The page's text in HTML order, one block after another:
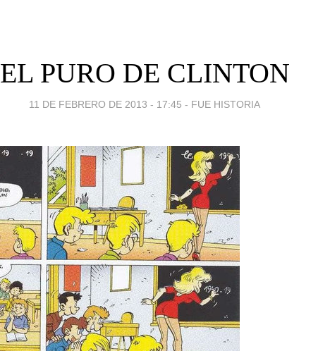
EL PURO DE CLINTON
11 DE FEBRERO DE 2013 - 17:45 - FUE HISTORIA